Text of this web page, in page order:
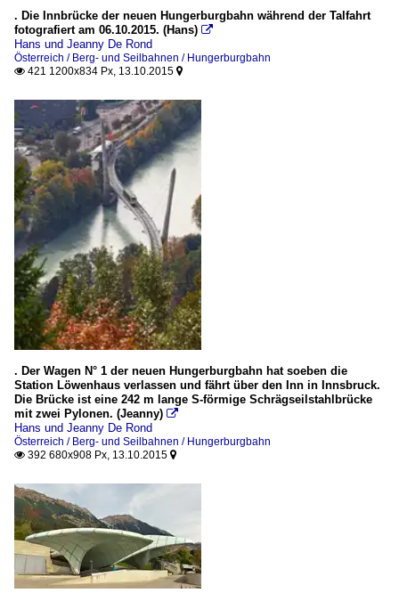
. Die Innbrücke der neuen Hungerburgbahn während der Talfahrt
fotografiert am 06.10.2015. (Hans) 
Hans und Jeanny De Rond
Österreich / Berg- und Seilbahnen / Hungerburgbahn
 421 1200x834 Px, 13.10.2015 
. Der Wagen N° 1 der neuen Hungerburgbahn hat soeben die
Station Löwenhaus verlassen und fährt über den Inn in Innsbruck.
Die Brücke ist eine 242 m lange S-förmige Schrägseilstahlbrücke
mit zwei Pylonen. (Jeanny) 
Hans und Jeanny De Rond
Österreich / Berg- und Seilbahnen / Hungerburgbahn
 392 680x908 Px, 13.10.2015 